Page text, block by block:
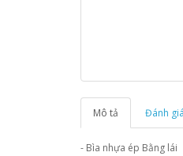
Mô tả Đánh
- Bìa nhựa ép Bằng lái